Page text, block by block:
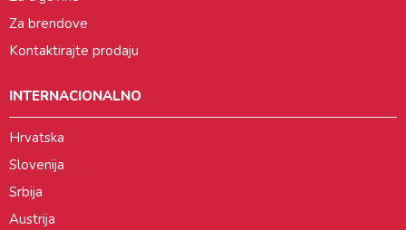
Za brendove
Kontaktirajte prodaju
INTERNACIONALNO
Hrvatska
Slovenija
Srbija
Austrija